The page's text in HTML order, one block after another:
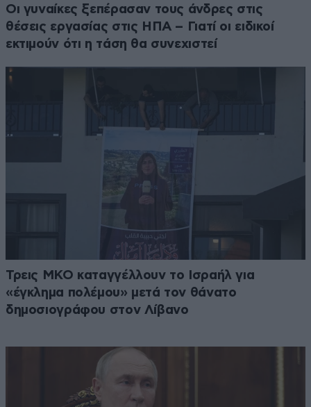
Οι γυναίκες ξεπέρασαν τους άνδρες στις
θέσεις εργασίας στις ΗΠΑ – Γιατί οι ειδικοί
εκτιμούν ότι η τάση θα συνεχιστεί
Τρεις ΜΚΟ καταγγέλλουν το Ισραήλ για
«έγκλημα πολέμου» μετά τον θάνατο
δημοσιογράφου στον Λίβανο